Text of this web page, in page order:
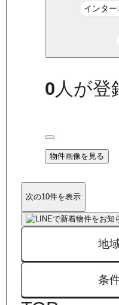
インタ
0人が登
物件画像を見る
次の10件を表示
地
条